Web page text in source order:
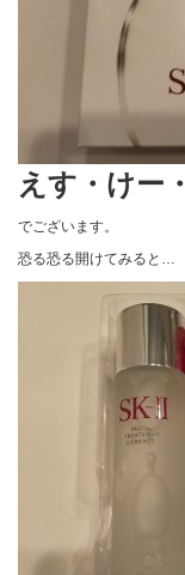
えす・けー
でございます。
恐る恐る開けてみると…